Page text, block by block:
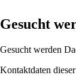
Gesucht
Gesucht werden
Kontaktdaten